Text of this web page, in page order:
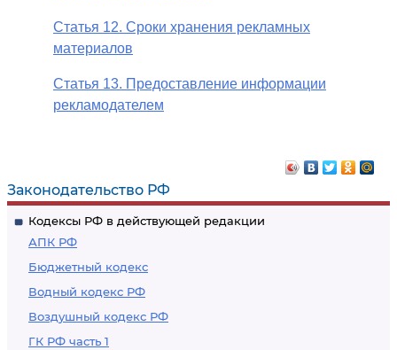
Законодательство РФ
Кодексы РФ в действующей редакции
АПК РФ
Бюджетный кодекс
Водный кодекс РФ
Воздушный кодекс РФ
ГК РФ часть 1
Статья 12. Сроки хранения рекламных
материалов
Статья 13. Предоставление информации
рекламодателем